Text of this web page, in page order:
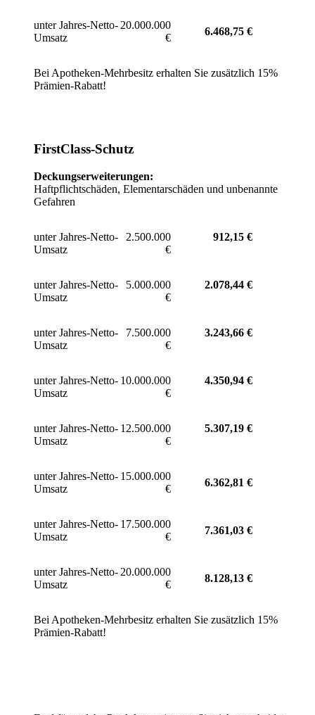
unter Jahres-Netto-
Umsatz
20.000.000
€
6.468,75 €
Bei Apotheken-Mehrbesitz erhalten Sie zusätzlich 15%
Prämien-Rabatt!
FirstClass-Schutz
Deckungserweiterungen:
Haftpflichtschäden, Elementarschäden und unbenannte
Gefahren
unter Jahres-Netto-
Umsatz
2.500.000
€
912,15 €
unter Jahres-Netto-
Umsatz
5.000.000
€
2.078,44 €
unter Jahres-Netto-
Umsatz
7.500.000
€
3.243,66 €
unter Jahres-Netto-
Umsatz
10.000.000
€
4.350,94 €
unter Jahres-Netto-
Umsatz
12.500.000
€
5.307,19 €
unter Jahres-Netto-
Umsatz
15.000.000
€
6.362,81 €
unter Jahres-Netto-
Umsatz
17.500.000
€
7.361,03 €
unter Jahres-Netto-
Umsatz
20.000.000
€
8.128,13 €
Bei Apotheken-Mehrbesitz erhalten Sie zusätzlich 15%
Prämien-Rabatt!